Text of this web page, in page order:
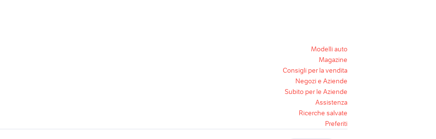
Modelli auto
Magazine
Consigli per la vendita
Negozi e Aziende
Subito per le Aziende
Assistenza
Ricerche salvate
Preferiti